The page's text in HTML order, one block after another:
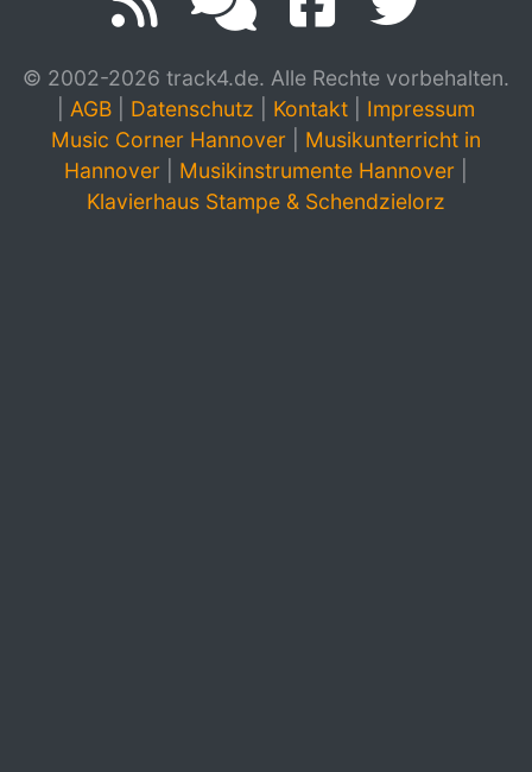
© 2002-2026 track4.de. Alle Rechte vorbehalten.
AGB Datenschutz Kontakt
Impressum
Music Corner Hannover
Musikunterricht in
Hannover
Musikinstrumente Hannover
Klavierhaus Stampe & Schendzielorz